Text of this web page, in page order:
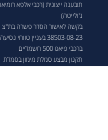
תובענה ייצוגית (רכבי אלפא רומיאו
ג'ולייטה)
בקשה לאישור הסדר פשרה בת"צ
38503-08-23 בעניין טווחי נסיעה
ברכבי פיאט 500 חשמליים
תקנון מבצע סמלת מימון בסמלת